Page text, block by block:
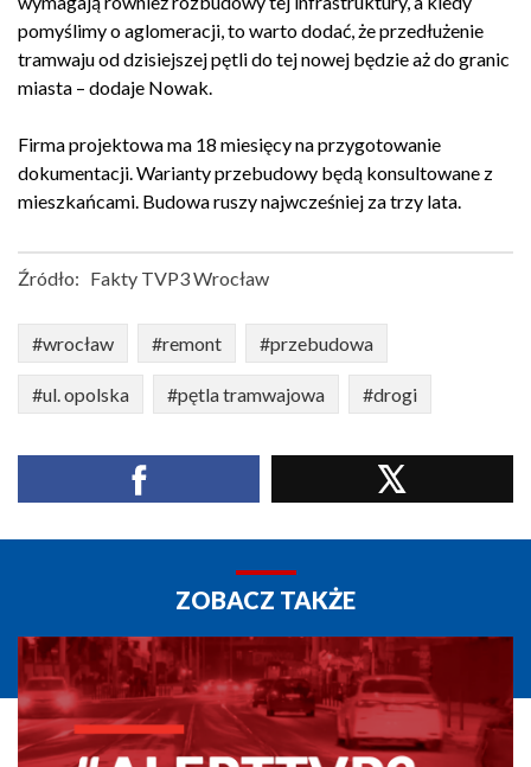
pomyślimy o aglomeracji, to warto dodać, że przedłużenie
tramwaju od dzisiejszej pętli do tej nowej będzie aż do granic
miasta – dodaje Nowak.
Firma projektowa ma 18 miesięcy na przygotowanie
dokumentacji. Warianty przebudowy będą konsultowane z
mieszkańcami. Budowa ruszy najwcześniej za trzy lata.
Źródło: Fakty TVP3 Wrocław
#wrocław #remont #przebudowa
#ul. opolska #pętla tramwajowa #drogi
ZOBACZ TAKŻE